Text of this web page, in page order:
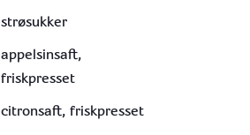
strøsukker
appelsinsaft,
friskpresset
citronsaft, friskpresset